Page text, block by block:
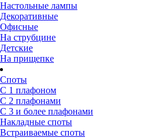
Настольные лампы
Декоративные
Офисные
На струбцине
Детские
На прищепке
Споты
С 1 плафоном
С 2 плафонами
С 3 и более плафонами
Накладные споты
Встраиваемые споты